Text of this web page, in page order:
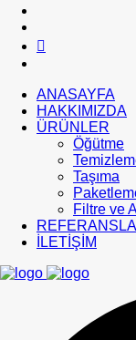
ANASAYFA
HAKKIMIZDA
ÜRÜNLER
Öğütme
Taşıma
Filtre ve
İLETİŞİM